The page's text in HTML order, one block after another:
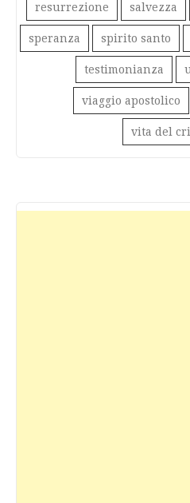
resurrezione salvezza
speranza spirito santo
testimonianza
viaggio apostolico
vita del